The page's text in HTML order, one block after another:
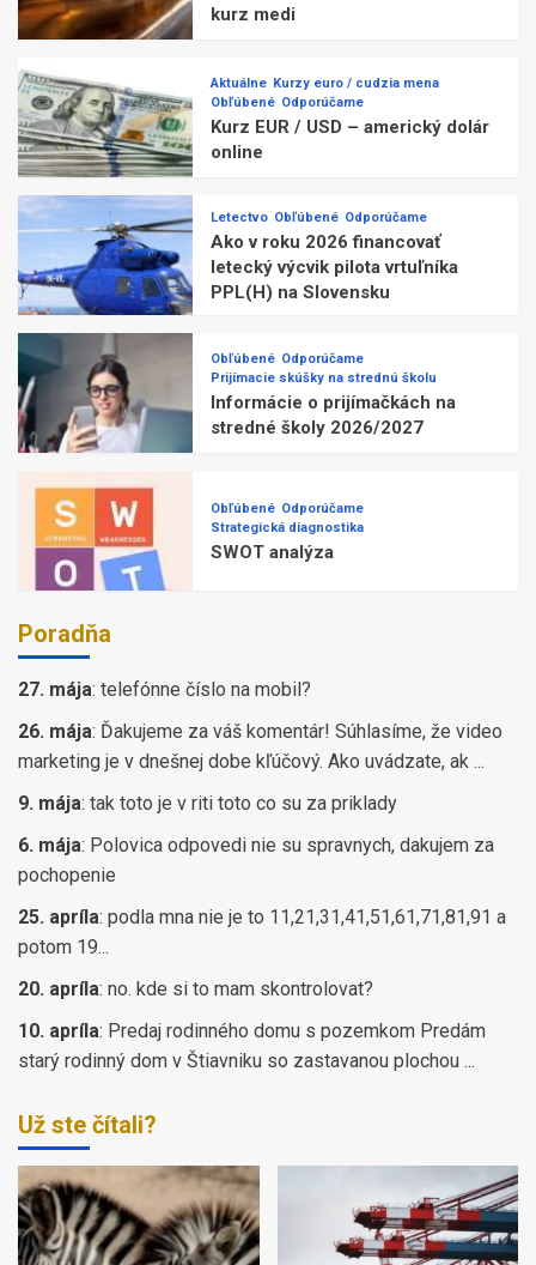
kurz medi
Aktuálne Kurzy euro / cudzia mena
Obľúbené Odporúčame
Kurz EUR / USD – americký dolár
online
Letectvo Obľúbené Odporúčame
Ako v roku 2026 financovať
letecký výcvik pilota vrtuľníka
PPL(H) na Slovensku
Obľúbené Odporúčame
Prijímacie skúšky na strednú školu
Informácie o prijímačkách na
stredné školy 2026/2027
Obľúbené Odporúčame
Strategická diagnostika
SWOT analýza
Poradňa
27. mája: telefónne číslo na mobil?
26. mája: Ďakujeme za váš komentár! Súhlasíme, že video
marketing je v dnešnej dobe kľúčový. Ako uvádzate, ak ...
9. mája: tak toto je v riti toto co su za priklady
6. mája: Polovica odpovedi nie su spravnych, dakujem za
pochopenie
25. apríla: podla mna nie je to 11,21,31,41,51,61,71,81,91 a
potom 19...
20. apríla: no. kde si to mam skontrolovat?
10. apríla: Predaj rodinného domu s pozemkom Predám
starý rodinný dom v Štiavniku so zastavanou plochou ...
Už ste čítali?